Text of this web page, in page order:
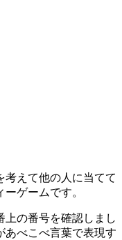
考えて他の人に当てて
ゲームです。
上の番号を確認しまし
あべこべ言葉で表現す